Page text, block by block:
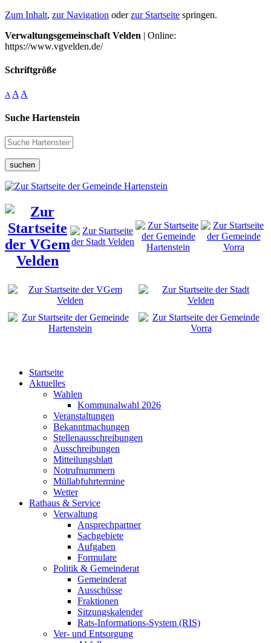
Zum Inhalt, zur Navigation oderzur Startseite springen.
Verwaltungsgemeinschaft Velden | Online:
https://www.vgvelden.de/
Schriftgröße
A A A
Suche Hartenstein
suchen
Startseite
Aktuelles
Wahlen
Kommunalwahl 2026
Veranstaltungen
Bekanntmachungen
Stellenausschreibungen
Ausschreibungen
Mitteilungsblatt
Notrufnummern
Müllabfuhrtermine
Wetter
Rathaus & Service
Verwaltung
Ansprechpartner
Sachgebiete
Aufgaben
Formulare
Politik & Gemeinderat
Gemeinderat
Ausschüsse
Fraktionen
Sitzungskalender
Rats-Informations-System (RIS)
Ver- und Entsorgung